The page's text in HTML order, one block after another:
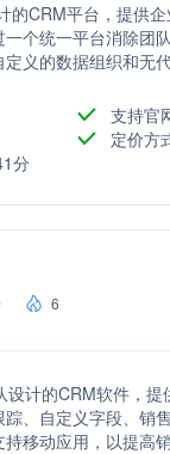
的CRM平台，提供
个统一平台消除团
义的数据组织和无
支持官
定价方
分
6
计的CRM软件，
、自定义字段、销
移动应用，以提高